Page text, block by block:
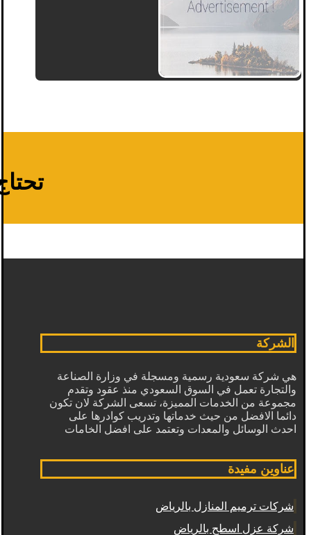
الشركة
هي شركة سعودية رسمية ومسجلة في وزارة الصناعة
والتجارة تعمل في السوق السعودي منذ عقود وتقدم
مجموعة من الخدمات المميزة، تسعى الشركة لان تكون
دائما الافضل من حيث خدماتها وتدريب كوادرها على
احدث الوسائل والمعدات وتعتمد على افضل الخامات
عناوين مفيدة
شركات ترميم المنازل بالرياض
شركة عزل اسطح بالرياض